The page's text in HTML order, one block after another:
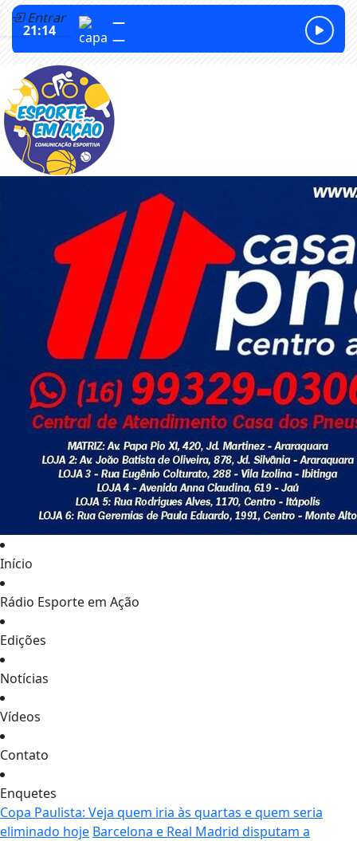
Entrar
Início
Rádio Esporte em Ação
Edições
Notícias
Vídeos
Contato
Enquetes
Copa Paulista: Veja quem iria às quartas e quem seria
eliminado hoje Barcelona e Real Madrid disputam a